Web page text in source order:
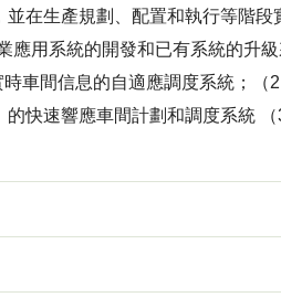
在生產規劃、配置和執行等階段
應用系統的開發和已有系統的升
車間信息的自適應調度系統；（
快速響應車間計劃和調度系統